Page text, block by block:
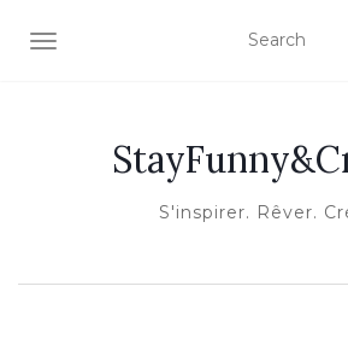
OUVRIR/FERMER LA NAVIGATION
S'inspirer. Rêver.